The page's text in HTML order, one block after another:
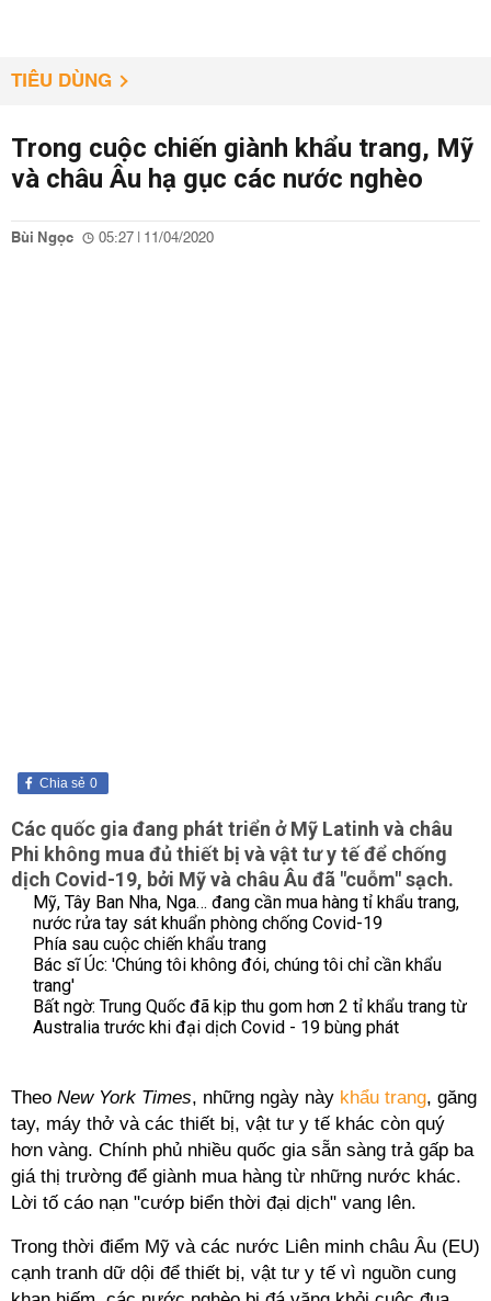
TIÊU DÙNG
Trong cuộc chiến giành khẩu trang, Mỹ
và châu Âu hạ gục các nước nghèo
Bùi Ngọc 05:27 | 11/04/2020
0
Chia sẻ
Các quốc gia đang phát triển ở Mỹ Latinh và châu
Phi không mua đủ thiết bị và vật tư y tế để chống
dịch Covid-19, bởi Mỹ và châu Âu đã "cuỗm" sạch.
Mỹ, Tây Ban Nha, Nga… đang cần mua hàng tỉ khẩu trang,
nước rửa tay sát khuẩn phòng chống Covid-19
Phía sau cuộc chiến khẩu trang
Bác sĩ Úc: 'Chúng tôi không đói, chúng tôi chỉ cần khẩu
trang'
Bất ngờ: Trung Quốc đã kịp thu gom hơn 2 tỉ khẩu trang từ
Australia trước khi đại dịch Covid - 19 bùng phát
Theo New York Times, những ngày này khẩu trang, găng
tay, máy thở và các thiết bị, vật tư y tế khác còn quý
hơn vàng. Chính phủ nhiều quốc gia sẵn sàng trả gấp ba
giá thị trường để giành mua hàng từ những nước khác.
Lời tố cáo nạn "cướp biển thời đại dịch" vang lên.
Trong thời điểm Mỹ và các nước Liên minh châu Âu (EU)
cạnh tranh dữ dội để thiết bị, vật tư y tế vì nguồn cung